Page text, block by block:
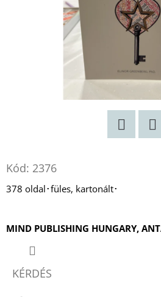
Kód: 2376
378 oldal･füles, kartonált･
MIND PUBLISHING HUNGARY,
KÉRDÉS